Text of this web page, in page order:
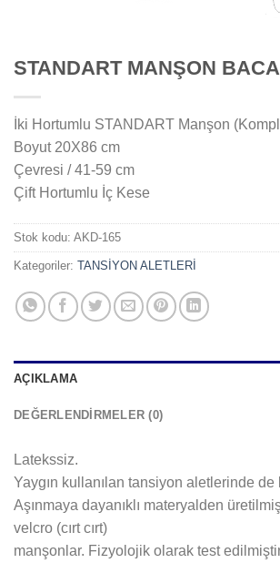
STANDART MANŞON
İki Hortumlu STANDART Manşon
Boyut 20X86 cm
Çevresi / 41-59 cm
Çift Hortumlu İç Kese
Stok kodu: AKD-165
Kategoriler: TANSİYON ALETLERİ
AÇIKLAMA
DEĞERLENDIRMELER (0)
Latekssiz.
Yaygın kullanılan tansiyon aletlerinde de
Aşınmaya dayanıklı materyalden
velcro (cırt cırt)
manşonlar. Fizyolojik olarak test